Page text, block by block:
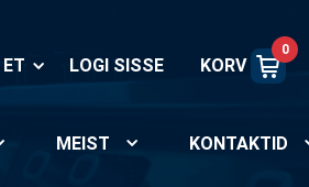
ET LOGI SISSE KORV
0
MEIST KONTAKTID